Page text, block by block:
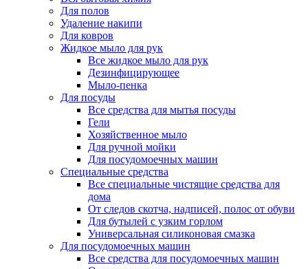
Для полов
Удаление накипи
Для ковров
Жидкое мыло для рук
Все жидкое мыло для рук
Дезинфицирующее
Мыло-пенка
Для посуды
Все средства для мытья посуды
Гели
Хозяйственное мыло
Для ручной мойки
Для посудомоечных машин
Специальные средства
Все специальные чистящие средства для
дома
От следов скотча, надписей, полос от обуви
Для бутылей с узким горлом
Универсальная силиконовая смазка
Для посудомоечных машин
Все средства для посудомоечных машин